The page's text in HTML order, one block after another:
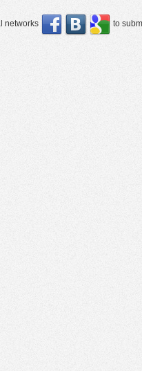
networks to